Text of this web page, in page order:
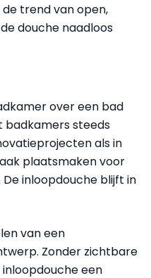
trend van open,
douche naadloos
over een bad
badkamers steeds
als in
plaatsmaken voor
inloopdouche blijft in
van een
Zonder zichtbare
een